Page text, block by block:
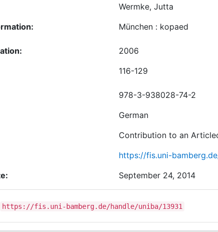
Wermke, Jutta
München : kopaed
2006
116-129
978-3-938028-74-2
German
Contribution to an
https://fis.uni-
September 24, 2014
https://fis.uni-bamberg.de/handle/uniba/13931